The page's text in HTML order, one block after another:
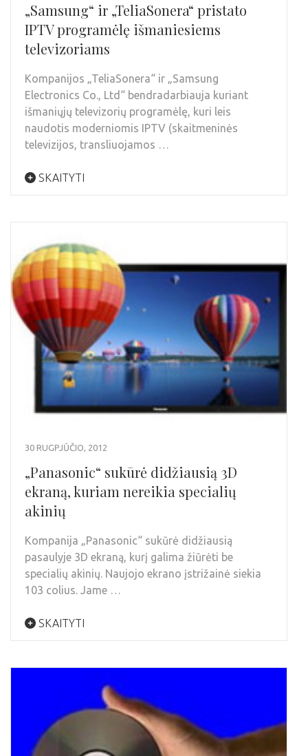
„Samsung“ ir „TeliaSonera“ pristato
IPTV programėlę išmaniesiems
televizoriams
Kompanijos „TeliaSonera“ ir „Samsung
Electronics Co., Ltd“ bendradarbiauja kuriant
išmaniųjų televizorių programėlę, kuri leis
naudotis moderniomis IPTV (skaitmeninės
televizijos, transliuojamos …
SKAITYTI
30 RUGPJŪČIO, 2012
„Panasonic“ sukūrė didžiausią 3D
ekraną, kuriam nereikia specialių
akinių
Kompanija „Panasonic“ sukūrė didžiausią
pasaulyje 3D ekraną, kurį galima žiūrėti be
specialių akinių. Naujojo ekrano įstrižainė siekia
103 colius. Jame …
SKAITYTI